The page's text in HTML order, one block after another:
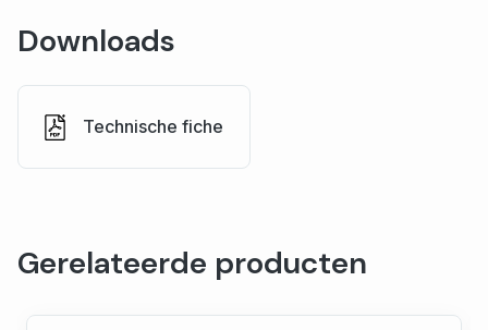
Downloads
Technische fiche
Gerelateerde producten